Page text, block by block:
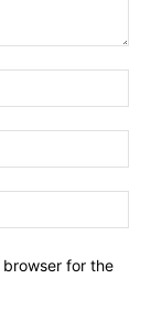
browser for the